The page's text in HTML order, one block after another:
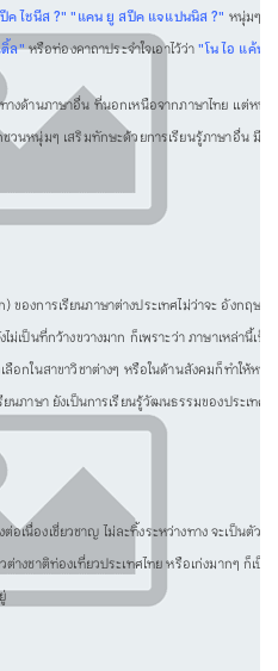
ไชนีส ?" "แคน ยู สปีค แจแปนนิส ?" หนุ่มๆ ห
ติ้ล"หรือท่องคาถาประจำใจเอาไว้ว่า"โน ไอ แค้น
ทางด้านภาษาอื่น ที่นอกเหนือจากภาษาไทย แต่ห
วนหนุ่มๆ เสริมทักษะด้วยการเรียนรู้ภาษาอื่น มีใ
องการเรียนภาษาต่างประเทศไม่ว่าจะ อังกฤษ
ม่เป็นที่กว้างขวางมาก ก็เพราะว่า ภาษาเหล่านี้เ
ลือกในสาขาวิชาต่างๆ หรือในด้านสังคมก็ทำให้ห
นภาษา ยังเป็นการเรียนรู้วัฒนธรรมของประเทศ
เนื่องเชี่ยวชาญ ไม่ละทิ้งระหว่างทาง จะเป็นตัว
งชาติท่องเที่ยวประเทศไทย หรือเก่งมากๆ ก็เป็